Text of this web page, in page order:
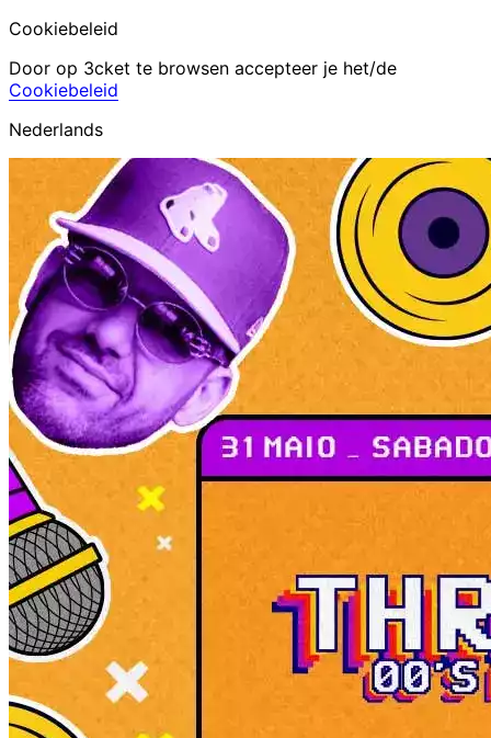
Cookiebeleid
Door op 3cket te browsen accepteer je het/de
Cookiebeleid
Nederlands